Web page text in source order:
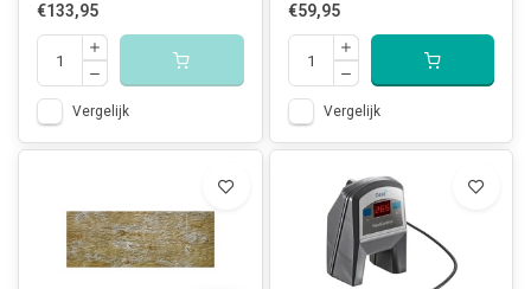
€133,95
Vergelijk
€59,95
Vergelijk